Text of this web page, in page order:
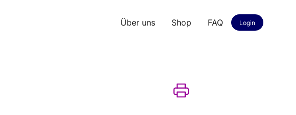
Über uns Shop FAQ Login